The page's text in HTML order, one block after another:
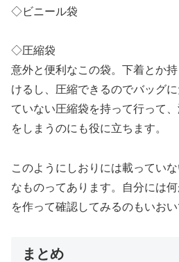
◇ビニール袋
◇圧縮袋
意外と便利なこの袋。下着とか
けるし、圧縮できるのでバッグ
ていない圧縮袋を持って行って
をしまうのにも役に立ちます。
このようにしおりには載ってい
なものってあります。自分には
を作って確認してみるのもいおい
まとめ